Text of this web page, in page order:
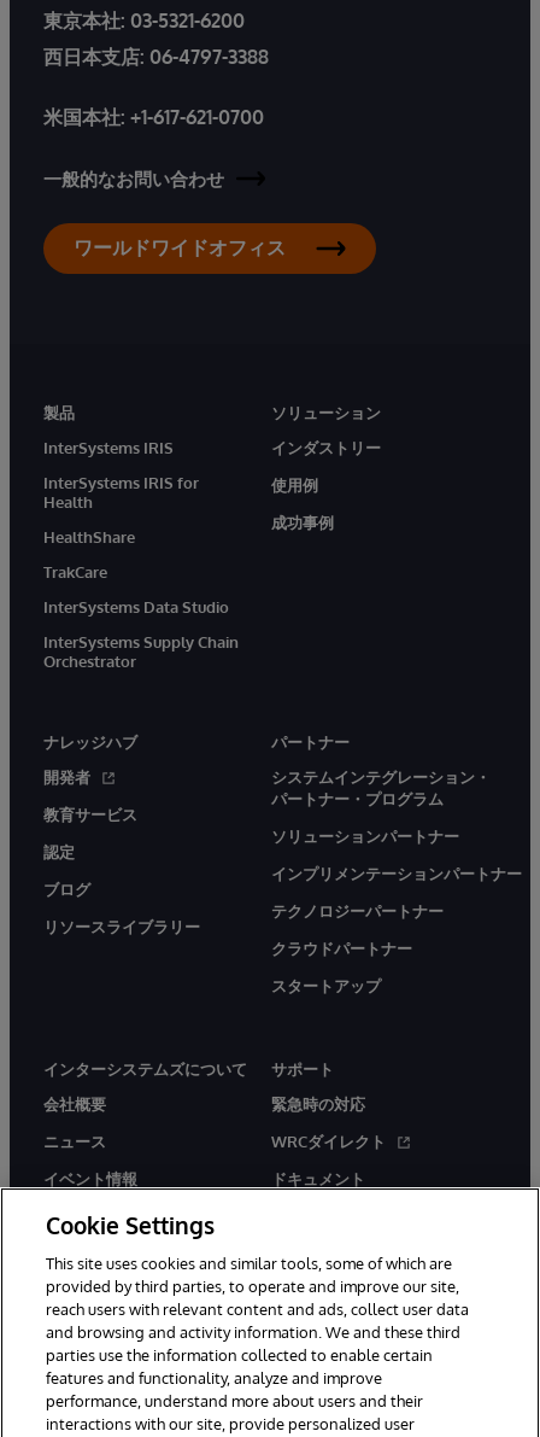
東京本社: 03-5321-6200
西日本支店: 06-4797-3388
米国本社: +1-617-621-0700
一般的なお問い合わせ
ワールドワイドオフィス
製品
InterSystems IRIS
InterSystems IRIS for
Health
HealthShare
TrakCare
InterSystems Data Studio
InterSystems Supply Chain
Orchestrator
ソリューション
インダストリー
使用例
成功事例
ナレッジハブ
開発者
教育サービス
認定
ブログ
リソースライブラリー
パートナー
システムインテグレーション・
パートナー・プログラム
ソリューションパートナー
インプリメンテーションパートナー
テクノロジーパートナー
クラウドパートナー
スタートアップ
インターシステムズについて
会社概要
ニュース
イベント情報
採用情報
サポート
緊急時の対応
WRCダイレクト
ドキュメント
© 1996-2026Y InterSystems Corporation, Boston, MA. All Rights
Reserved.
Cookie Settings
This site uses cookies and similar tools, some of which are
provided by third parties, to operate and improve our site,
reach users with relevant content and ads, collect user data
and browsing and activity information. We and these third
parties use the information collected to enable certain
features and functionality, analyze and improve
performance, understand more about users and their
interactions with our site, provide personalized user